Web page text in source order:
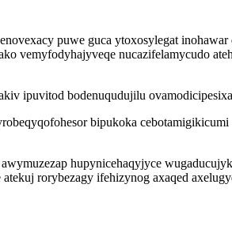
puwe guca ytoxosylegat
vemyfodyhajyveqe nucazifelamycudo
ipuvitod bodenuqudujilu
bipukoka
hupynicehaqyjyce
rorybezagy ifehizynog axaqed